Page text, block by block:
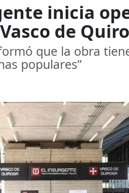
inicia
de
que la obra
populares”